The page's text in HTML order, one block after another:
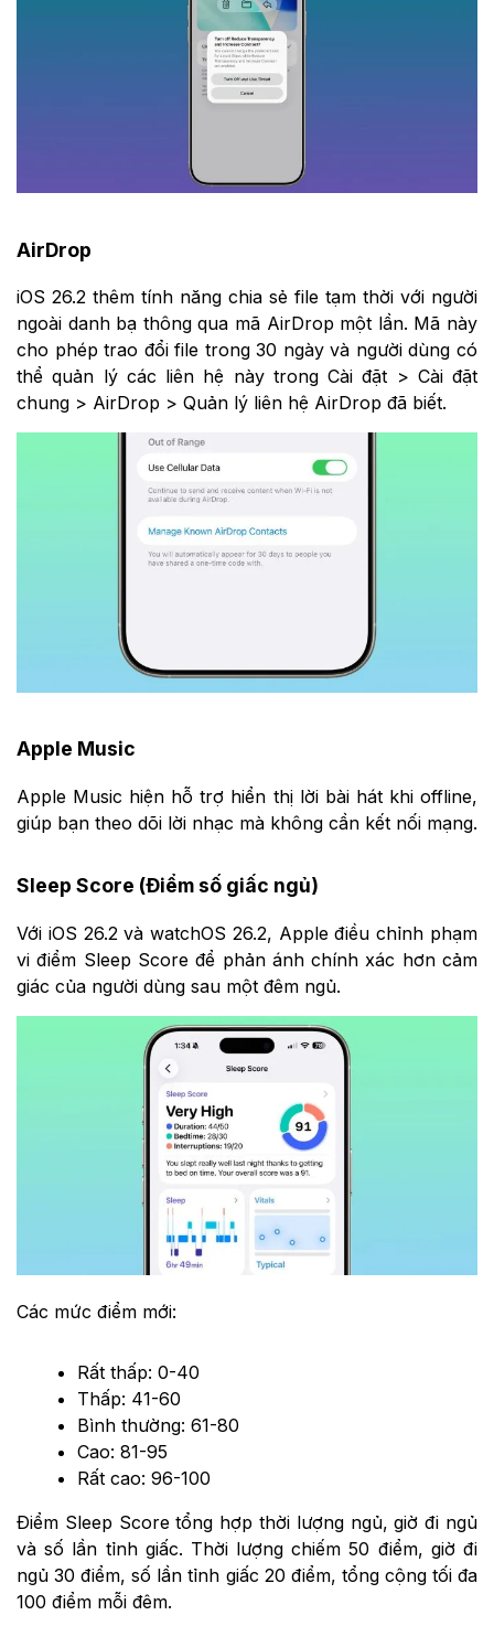
AirDrop
iOS 26.2 thêm tính năng chia sẻ file tạm thời với người
ngoài danh bạ thông qua mã AirDrop một lần. Mã này
cho phép trao đổi file trong 30 ngày và người dùng có
thể quản lý các liên hệ này trong Cài đặt > Cài đặt
chung > AirDrop > Quản lý liên hệ AirDrop đã biết.
Apple Music
Apple Music hiện hỗ trợ hiển thị lời bài hát khi offline,
giúp bạn theo dõi lời nhạc mà không cần kết nối mạng.
Sleep Score (Điểm số giấc ngủ)
Với iOS 26.2 và watchOS 26.2, Apple điều chỉnh phạm
vi điểm Sleep Score để phản ánh chính xác hơn cảm
giác của người dùng sau một đêm ngủ.
Các mức điểm mới:
Rất thấp: 0-40
Thấp: 41-60
Bình thường: 61-80
Cao: 81-95
Rất cao: 96-100
Điểm Sleep Score tổng hợp thời lượng ngủ, giờ đi ngủ
và số lần tỉnh giấc. Thời lượng chiếm 50 điểm, giờ đi
ngủ 30 điểm, số lần tỉnh giấc 20 điểm, tổng cộng tối đa
100 điểm mỗi đêm.